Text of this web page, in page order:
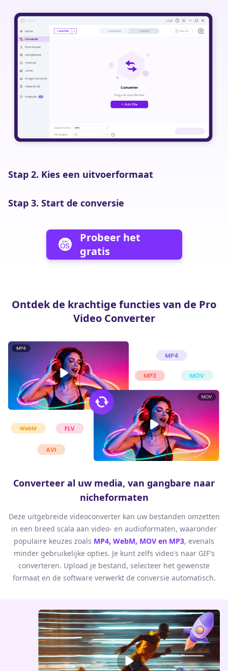
Stap 2. Kies een uitvoerformaat
Stap 3. Start de conversie
Probeer het
gratis
Ontdek de krachtige functies van de Pro
Video Converter
Converteer al uw media, van gangbare naar
nicheformaten
Deze uitgebreide videoconverter kan uw bestanden omzetten
in een breed scala aan video- en audioformaten, waaronder
populaire keuzes zoals MP4, WebM, MOV en MP3, evenals
minder gebruikelijke opties. Je kunt zelfs video's naar GIF's
converteren. Upload je bestand, selecteer het gewenste
formaat en de software verwerkt de conversie automatisch.